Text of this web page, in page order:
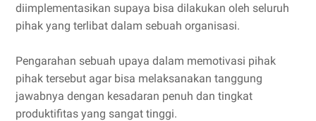
diimplementasikan supaya bisa dilakukan oleh seluruh
pihak yang terlibat dalam sebuah organisasi.
Pengarahan sebuah upaya dalam memotivasi pihak
pihak tersebut agar bisa melaksanakan tanggung
jawabnya dengan kesadaran penuh dan tingkat
produktifitas yang sangat tinggi.